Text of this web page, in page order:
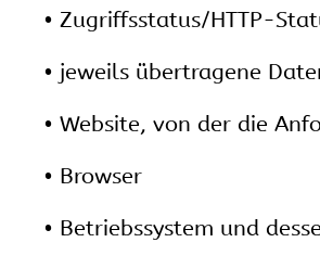
• Zugriffsstatus/HTTP-
• jeweils übertragene
• Website, von der die
• Browser
• Betriebssystem und